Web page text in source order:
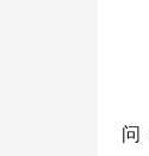
问